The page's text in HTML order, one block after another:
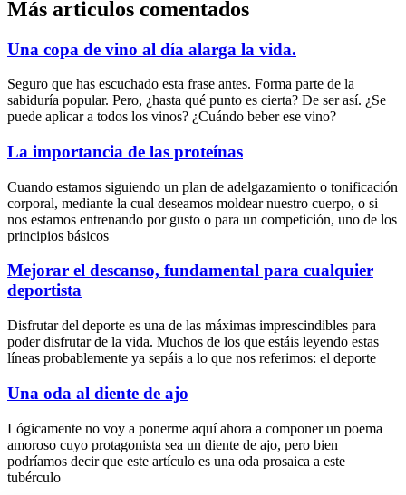
Más articulos comentados
Una copa de vino al día alarga la vida.
Seguro que has escuchado esta frase antes. Forma parte de la
sabiduría popular. Pero, ¿hasta qué punto es cierta? De ser así. ¿Se
puede aplicar a todos los vinos? ¿Cuándo beber ese vino?
La importancia de las proteínas
Cuando estamos siguiendo un plan de adelgazamiento o tonificación
corporal, mediante la cual deseamos moldear nuestro cuerpo, o si
nos estamos entrenando por gusto o para un competición, uno de los
principios básicos
Mejorar el descanso, fundamental para cualquier
deportista
Disfrutar del deporte es una de las máximas imprescindibles para
poder disfrutar de la vida. Muchos de los que estáis leyendo estas
líneas probablemente ya sepáis a lo que nos referimos: el deporte
Una oda al diente de ajo
Lógicamente no voy a ponerme aquí ahora a componer un poema
amoroso cuyo protagonista sea un diente de ajo, pero bien
podríamos decir que este artículo es una oda prosaica a este
tubérculo